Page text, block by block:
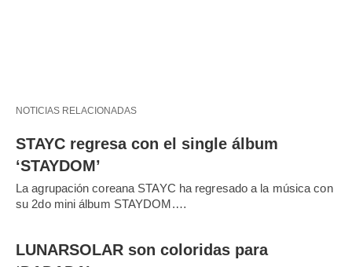
NOTICIAS RELACIONADAS
STAYC regresa con el single álbum
‘STAYDOM’
La agrupación coreana STAYC ha regresado a la música con
su 2do mini álbum STAYDOM.…
LUNARSOLAR son coloridas para